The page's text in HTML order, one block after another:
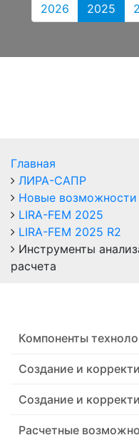
2026 2025
Главная
ЛИРА-САПР
Новые возможности
LIRA-FEM 2025
LIRA-FEM 2025 R2
Инструменты
расчета
Компоненты
Создание и
Создание и
Расчетные